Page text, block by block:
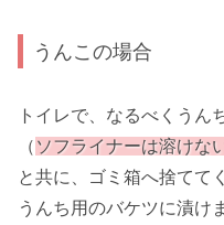
うんこの場合
トイレで、なるべくうん
（ ソフライナーは溶けな
と共に、ゴミ箱へ捨てて
うんち用のバケツに漬け